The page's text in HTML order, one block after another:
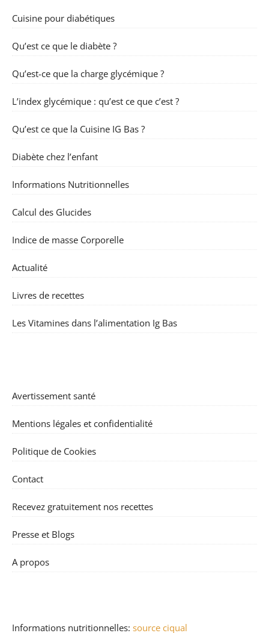
Cuisine pour diabétiques
Qu’est ce que le diabète ?
Qu’est-ce que la charge glycémique ?
L’index glycémique : qu’est ce que c’est ?
Qu’est ce que la Cuisine IG Bas ?
Diabète chez l’enfant
Informations Nutritionnelles
Calcul des Glucides
Indice de masse Corporelle
Actualité
Livres de recettes
Les Vitamines dans l’alimentation Ig Bas
Avertissement santé
Mentions légales et confidentialité
Politique de Cookies
Contact
Recevez gratuitement nos recettes
Presse et Blogs
A propos
Informations nutritionnelles: source ciqual